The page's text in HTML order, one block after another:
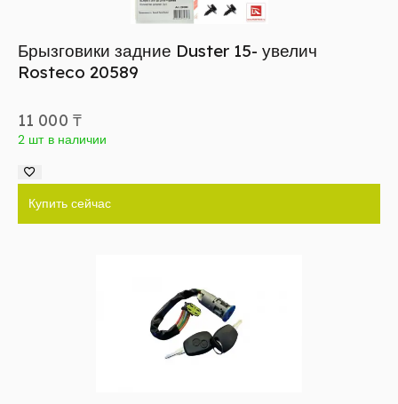
Брызговики задние Duster 15- увелич
Rosteco 20589
11 000 ₸
2 шт в наличии
Купить сейчас